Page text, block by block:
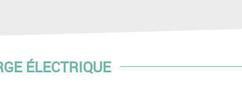
ÉLECTRIQUE